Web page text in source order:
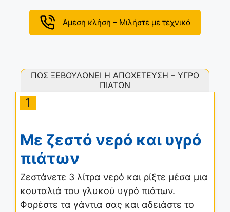
Άμεση κλήση – Μιλήστε με τεχνικό
ΠΩΣ ΞΕΒΟΥΛΩΝΕΙ Η ΑΠΟΧΕΤΕΥΣΗ – ΥΓΡΟ
ΠΙΑΤΩΝ
1
Με ζεστό νερό και υγρό
πιάτων
Ζεστάνετε 3 λίτρα νερό και ρίξτε μέσα μια
κουταλιά του γλυκού υγρό πιάτων.
Φορέστε τα γάντια σας και αδειάστε το